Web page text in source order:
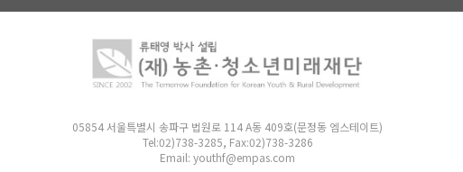
05854 서울특별시 송파구 법원로 114 A동 409호(문정동 엠스테이트)
Tel:02)738-3285, Fax:02)738-3286
Email: youthf@empas.com